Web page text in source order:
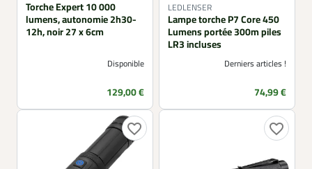
Torche Expert 10 000
lumens, autonomie 2h30-
12h, noir 27 x 6cm
Disponible
Prix
129,00 €
LEDLENSER
Lampe torche P7 Core 450
Lumens portée 300m piles
LR3 incluses
Derniers articles !
Prix
74,99 €
favorite_border favorite_border